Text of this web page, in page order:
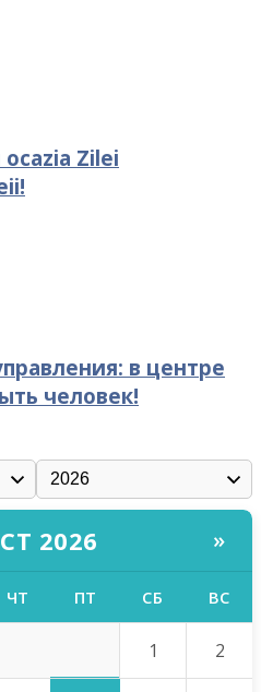
Zilei
в центре
человек!
2026 »
ЧТ ПТ СБ ВС
1 2